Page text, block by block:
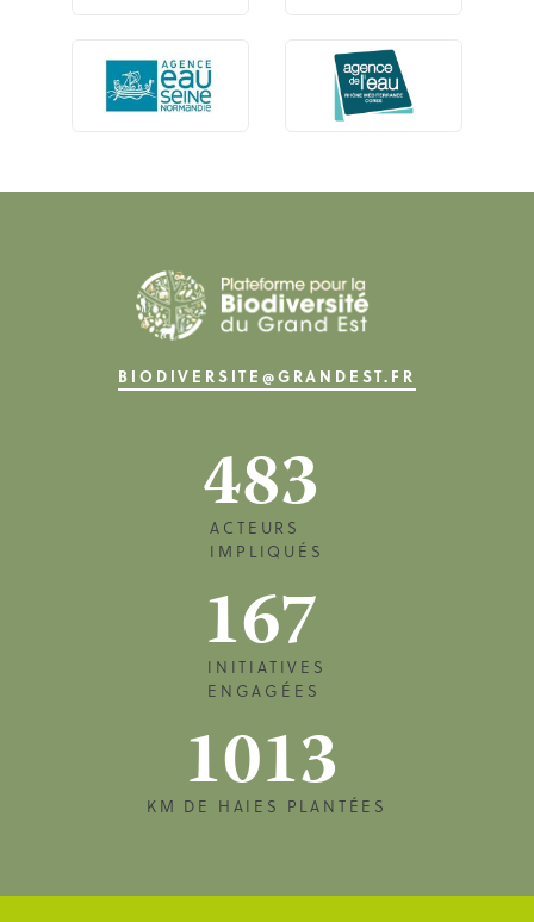
BIODIVERSITE@GRANDEST.FR
483
ACTEURS
IMPLIQUÉS
167
INITIATIVES
ENGAGÉES
1013
KM DE HAIES PLANTÉES